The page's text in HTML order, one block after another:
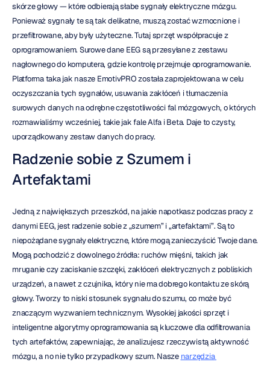
skórze głowy — które odbierają słabe sygnały elektryczne mózgu.
Ponieważ sygnały te są tak delikatne, muszą zostać wzmocnione i
przefiltrowane, aby były użyteczne. Tutaj sprzęt współpracuje z
oprogramowaniem. Surowe dane EEG są przesyłane z zestawu
nagłownego do komputera, gdzie kontrolę przejmuje oprogramowanie.
Platforma taka jak nasze EmotivPRO została zaprojektowana w celu
oczyszczania tych sygnałów, usuwania zakłóceń i tłumaczenia
surowych danych na odrębne częstotliwości fal mózgowych, o których
rozmawialiśmy wcześniej, takie jak fale Alfa i Beta. Daje to czysty,
uporządkowany zestaw danych do pracy.
Radzenie sobie z Szumem i
Artefaktami
Jedną z największych przeszkód, na jakie napotkasz podczas pracy z
danymi EEG, jest radzenie sobie z „szumem” i „artefaktami”. Są to
niepożądane sygnały elektryczne, które mogą zanieczyścić Twoje dane.
Mogą pochodzić z dowolnego źródła: ruchów mięśni, takich jak
mruganie czy zaciskanie szczęki, zakłóceń elektrycznych z pobliskich
urządzeń, a nawet z czujnika, który nie ma dobrego kontaktu ze skórą
głowy. Tworzy to niski stosunek sygnału do szumu, co może być
znaczącym wyzwaniem technicznym. Wysokiej jakości sprzęt i
inteligentne algorytmy oprogramowania są kluczowe dla odfiltrowania
tych artefaktów, zapewniając, że analizujesz rzeczywistą aktywność
mózgu, a no nie tylko przypadkowy szum. Nasze narzędzia